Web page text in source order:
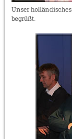
Unser
begrüßt.